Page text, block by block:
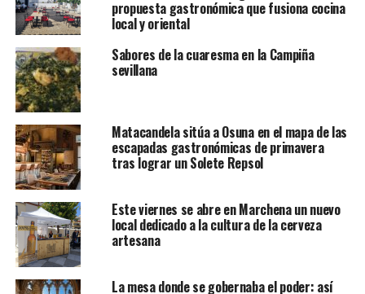
propuesta gastronómica que fusiona cocina
local y oriental
Sabores de la cuaresma en la Campiña
sevillana
Matacandela sitúa a Osuna en el mapa de las
escapadas gastronómicas de primavera
tras lograr un Solete Repsol
Este viernes se abre en Marchena un nuevo
local dedicado a la cultura de la cerveza
artesana
La mesa donde se gobernaba el poder: así